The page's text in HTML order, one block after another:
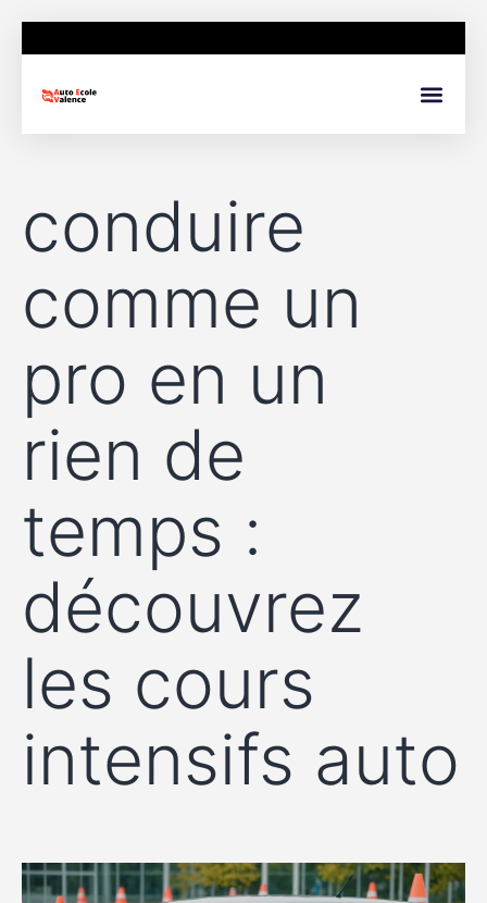
conduire
comme un
pro en un
rien de
temps :
découvrez
les cours
intensifs auto